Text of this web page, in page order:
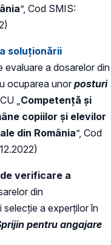
”, Cod SMIS:
soluționării
evaluare a dosarelor din
ocuparea unor posturi
„ Competență și
copiilor și elevilor
din România”, Cod
verificare a
din
a experților în
pentru angajare